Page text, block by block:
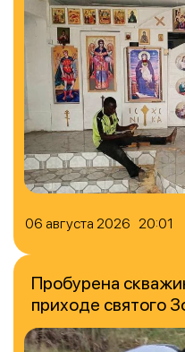
06 августа 2026 20:01
Пробурена
приходе святого